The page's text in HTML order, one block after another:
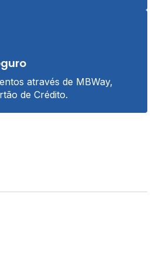
através de MBWay,
de Crédito.